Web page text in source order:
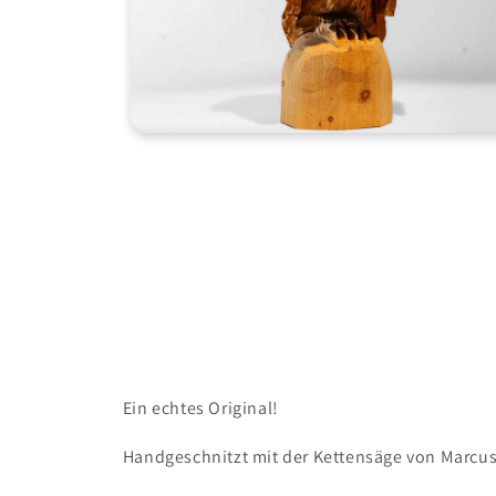
Medien
Ein echtes Original!
Handgeschnitzt mit der Kettensäge von